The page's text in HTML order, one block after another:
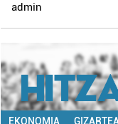
admin
EKONOMIA